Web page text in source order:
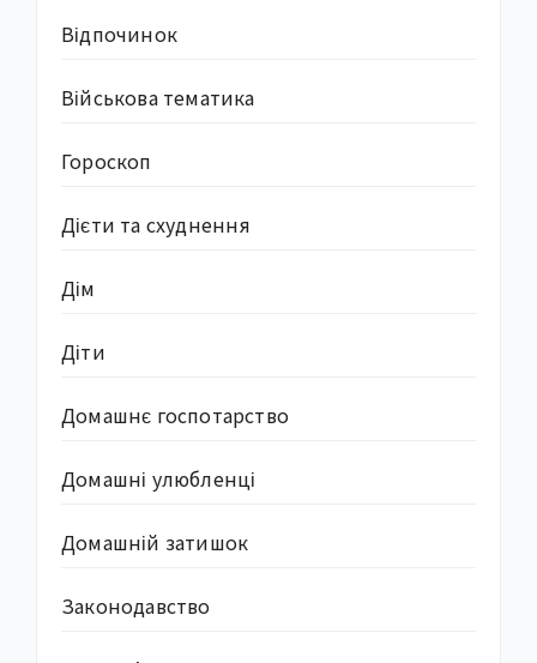
Відпочинок
Військова тематика
Гороскоп
Дієти та схуднення
Дім
Діти
Домашнє госпотарство
Домашні улюбленці
Домашній затишок
Законодавство